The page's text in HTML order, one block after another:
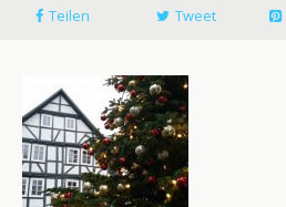
Teilen Tweet